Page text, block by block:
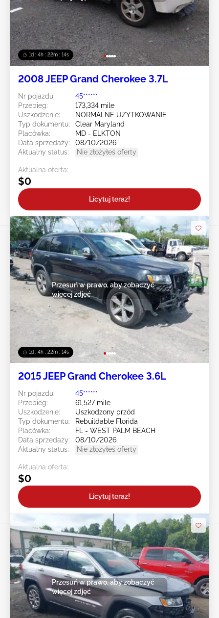
1d : 4h : 22m : 12s
2008 JEEP Grand Cherokee 3.7L
Nr pojazdu:
45******
Przebieg:
173,334 mile
Uszkodzenie:
NORMALNE UŻYTKOWANIE
Typ dokumentu:
Clear Maryland
Placówka:
MD - ELKTON
Data sprzedaży:
08/10/2026
Aktualny status:
Nie złożyłeś oferty
Aktualna oferta:
$0
Licytuj teraz!
1d : 4h : 22m : 12s
Przesuń w prawo, aby zobaczyć
więcej zdjęć
2015 JEEP Grand Cherokee 3.6L
Nr pojazdu:
45******
Przebieg:
61,527 mile
Uszkodzenie:
Uszkodzony przód
Typ dokumentu:
Rebuildable Florida
Placówka:
FL - WEST PALM BEACH
Data sprzedaży:
08/10/2026
Aktualny status:
Nie złożyłeś oferty
Aktualna oferta:
$0
Licytuj teraz!
Przesuń w prawo, aby zobaczyć
więcej zdjęć